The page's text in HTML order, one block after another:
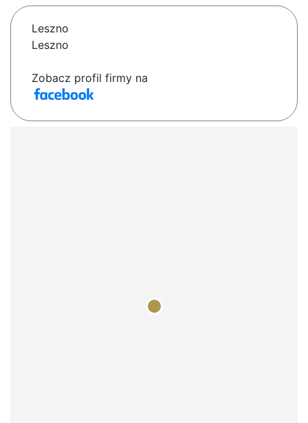
Leszno
Leszno
Zobacz profil firmy na